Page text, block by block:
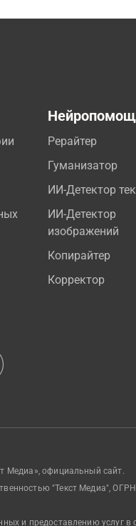
Рерайтер
Гуманизатор
ИИ-Детектор
ИИ-Детектор
изображений
Копирайтер
Корректор
Медиа», официальный сайт.
"Текст Медиа",
и предоставлению